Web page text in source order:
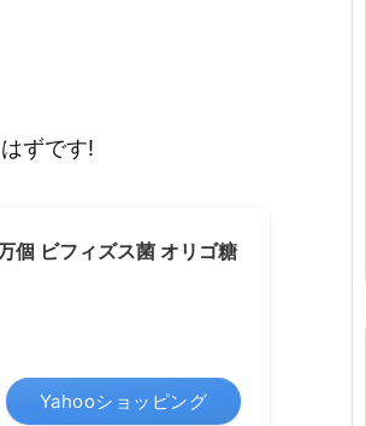
ずです!
個 ビフィズス菌 オリゴ糖
Yahooショッピング